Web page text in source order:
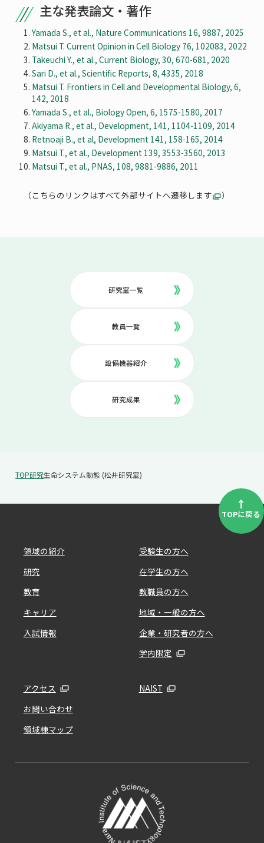
主な発表論文・著作
Yamada S., et al., Nature Communications 16, 9887, 2025
Matsui T. Current Opinion in Cell Biology 76, 102083, 2022
Takeuchi Y., et al., Current Biology, 30, 670-681, 2020
Sari D., et al., Scientific Reports, 8, 4335, 2018
Matsui T. Frontiers in Cell and Developmental Biology, 6,
142, 2018
Yamada S., et al., Biology Open, 6, 1575-1580, 2017
Akiyama R., et al., Development, 141, 1104-1109, 2014
Retnoaji B., et al, Development 141, 158-165, 2014
Matsui T., et al., Development 139, 3553-3560, 2013
Matsui T., et al., PNAS, 108, 9881-9886, 2011
（こちらのリンクはすべて外部サイトへ遷移します ）
研究室一覧
教員一覧
設備機器紹介
研究成果
TOP研究生命システム動態 (松井研究室)
↑
TOPに戻る
領域の紹介
研究
教育
キャリア
入試情報
受験生の方へ
在学生の方へ
教職員の方へ
地域・一般の方へ
企業・研究者の方へ
学内限定
アクセス
お問い合わせ
領域棟マップ
NAIST